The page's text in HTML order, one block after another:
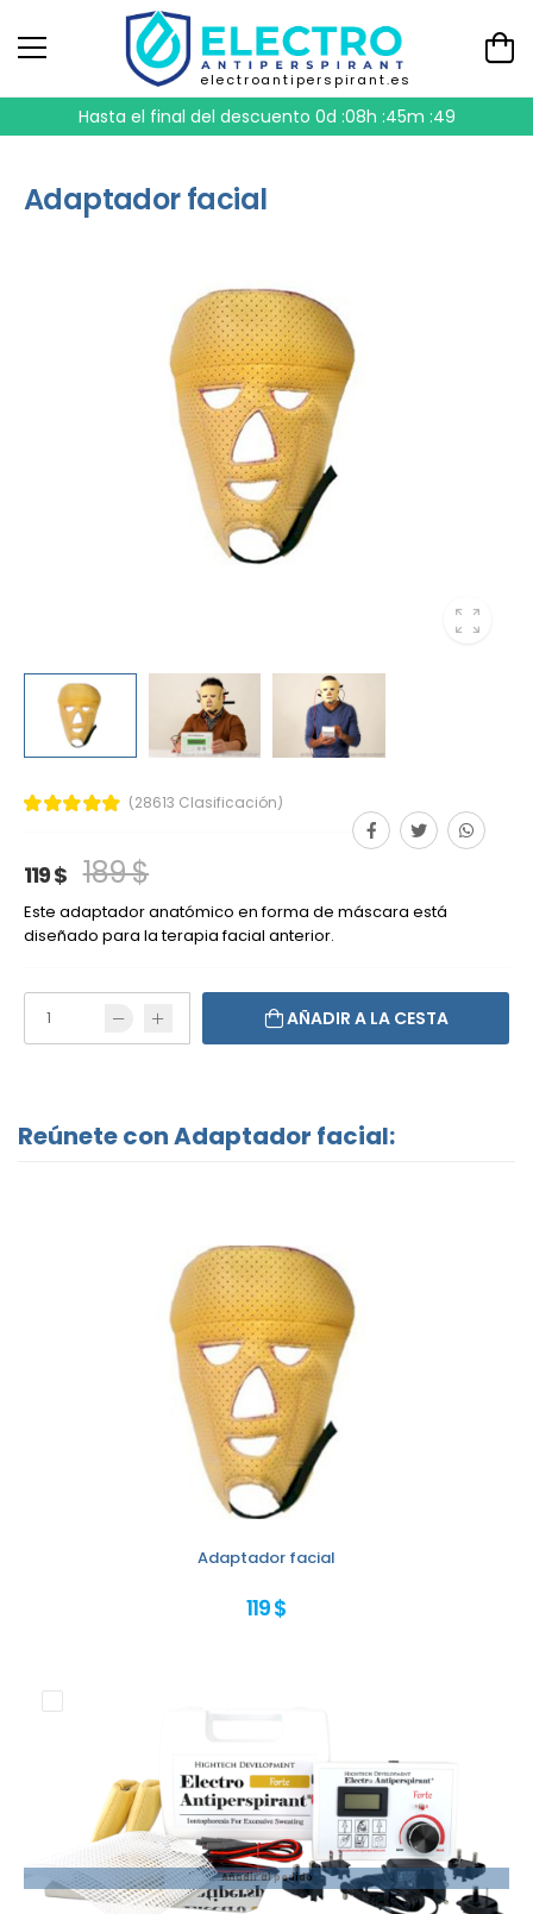
electroantiperspirant.es
Hasta el final del descuento 0d :08h :45m :48
Adaptador facial
(28613 Clasificación)
119 $ 189 $
Este adaptador anatómico en forma de máscara está
diseñado para la terapia facial anterior.
AÑADIR A LA CESTA
Reúnete con Adaptador facial:
Adaptador facial
119 $
Añadir al pedido